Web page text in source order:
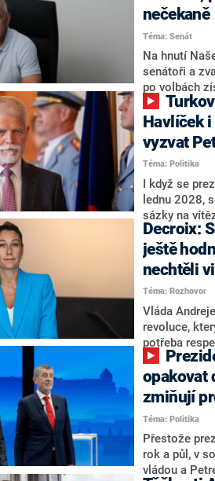
senátních
aktivitu
komentátoři
úmorná
námi navíc
svoje
NEWS.
nečekaně
Téma: Senát
Na hnutí
senátoři a
po volbách
NEWS to
Martin Kuba.
například
součástí
redakce
Zdeněk
některých
nepřítel, ale
Havlíček i
vyzvat
Téma: Politika
I když se
lednu 2028,
sázky na
hlava státu
zmiňují dva
Andreje
Oblíbeným
Motoristy
o případné
značně
nemá
Decroix:
ještě
nechtěli
Téma: Rozhovor
Vláda
revoluce,
potřeba
ministryně
rozhovoru
ohledně
Tejce (za
práva Taťány
adresu vlády
vrátila k
hnutí Naše
opakovat
zmiňují
Téma: Politika
Přestože
rok a půl, v
vládou a